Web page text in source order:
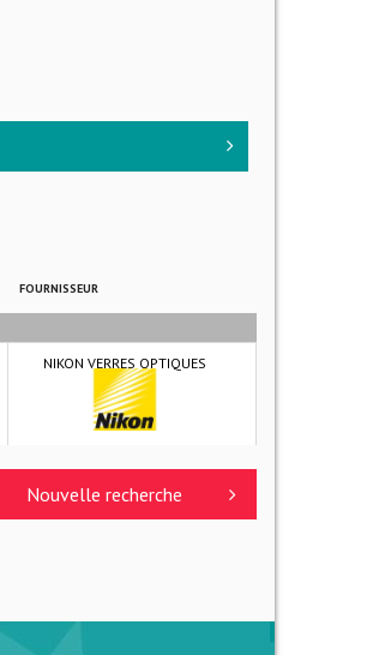
FOURNISSEUR
NIKON VERRES OPTIQUES
Nouvelle recherche